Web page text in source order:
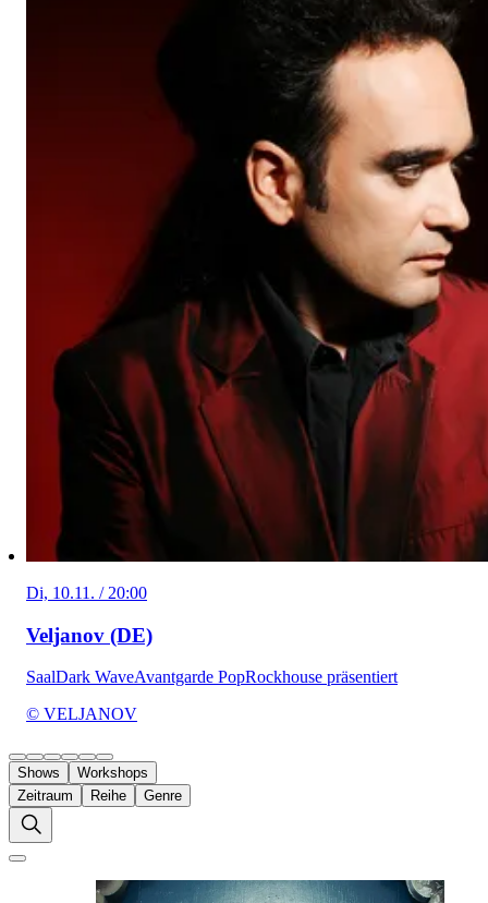
Di, 10.11. / 20:00
Veljanov (DE)
SaalDark WaveAvantgarde PopRockhouse präsentiert
© VELJANOV
Shows
Workshops
Zeitraum
Reihe Genre